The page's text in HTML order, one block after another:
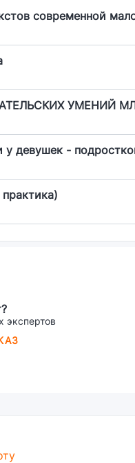
современной
УМЕНИЙ
у девушек -
экспертов